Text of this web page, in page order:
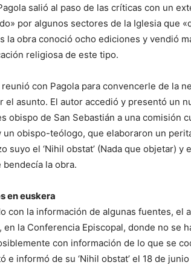
salió al paso de las críticas con un
por algunos sectores de la Iglesia que
la obra conoció ocho ediciones y vendió
religiosa de este tipo.
con Pagola para convencerle de la
el asunto. El autor accedió y presentó un
obispo de San Sebastián a una comisión
un obispo-teólogo, que elaboraron un
suyo el ‘Nihil obstat’ (Nada que objetar) y
bendecía la obra.
en euskera
con la información de algunas fuentes, el
en la Conferencia Episcopal, donde no se
con información de lo que se
e informó de su ‘Nihil obstat’ el 18 de